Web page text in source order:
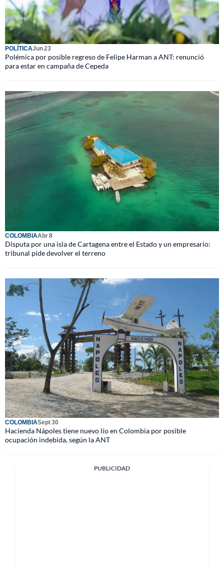
POLÍTICAJun 23
Polémica por posible regreso de Felipe Harman a ANT: renunció
para estar en campaña de Cepeda
COLOMBIAAbr 8
Disputa por una isla de Cartagena entre el Estado y un empresario:
tribunal pide devolver el terreno
COLOMBIASept 30
Hacienda Nápoles tiene nuevo lío en Colombia por posible
ocupación indebida, según la ANT
PUBLICIDAD